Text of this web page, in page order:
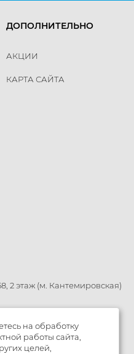
ДОПОЛНИТЕЛЬНО
АКЦИИ
КАРТА САЙТА
2 этаж (м. Кантемировская)
на обработку
работы сайта,
целей,